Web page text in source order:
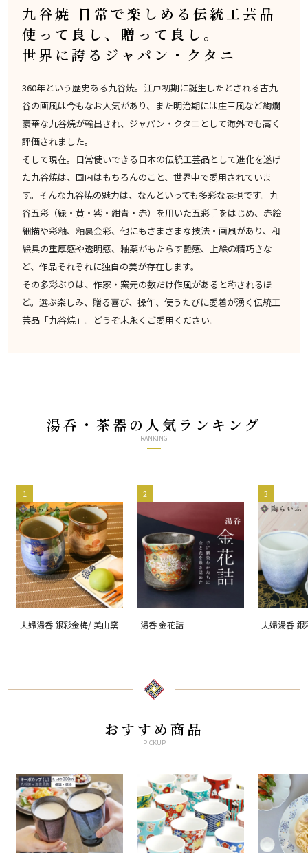
九谷焼 日常で楽しめる伝統工芸品
使って良し、贈って良し。
世界に誇るジャパン・クタニ
360年という歴史ある九谷焼。江戸初期に誕生したとされる古九
谷の画風は今もなお人気があり、また明治期には庄三風など絢爛
豪華な九谷焼が輸出され、ジャパン・クタニとして海外でも高く
評価されました。
そして現在。日常使いできる日本の伝統工芸品として進化を遂げ
た九谷焼は、国内はもちろんのこと、世界中で愛用されていま
す。そんな九谷焼の魅力は、なんといっても多彩な表現です。九
谷五彩（緑・黄・紫・紺青・赤）を用いた五彩手をはじめ、赤絵
細描や彩釉、釉裏金彩、他にもさまさまな技法・画風があり、和
絵具の重厚感や透明感、釉薬がもたらす艶感、上絵の精巧さな
ど、作品それぞれに独自の美が存在します。
その多彩ぶりは、作家・窯元の数だけ作風があると称されるほ
ど。選ぶ楽しみ、贈る喜び、操作、使うたびに愛着が湧く伝統工
芸品「九谷焼」。どうぞ末永くご愛用ください。
湯呑・茶器の人気ランキング
RANKING
1
夫婦湯呑 銀彩金梅/ 美山窯
2
湯呑 金花詰
3
夫婦湯呑 銀
おすすめ商品
PICKUP